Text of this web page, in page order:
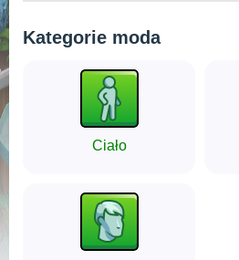
Kategorie moda
Ciało